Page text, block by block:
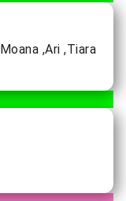
,Ari ,Tiara